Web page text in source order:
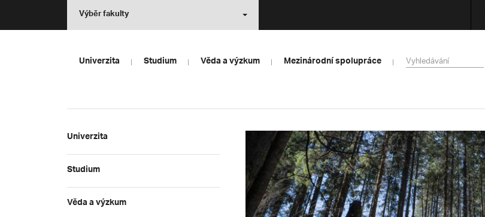
Výběr fakulty
Univerzita Studium Věda a výzkum Mezinárodní spolupráce
Univerzita
Studium
Věda a výzkum